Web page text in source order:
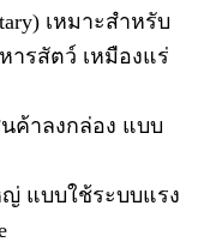
เหมาะสำหรับ
ารสัตว์ เหมืองแร่
ค้าลงกล่อง แบบ
ญ่ แบบใช้ระบบแรง